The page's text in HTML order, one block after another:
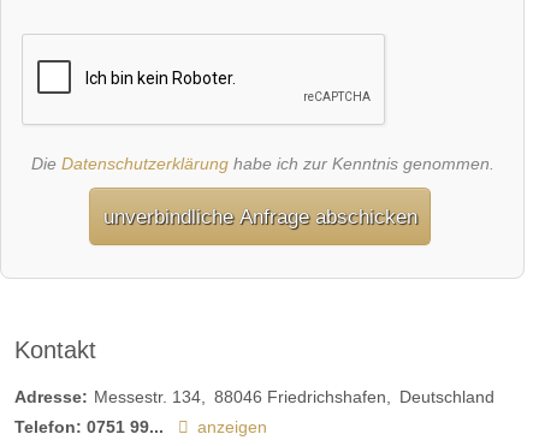
Die Datenschutzerklärunghabe ich zur Kenntnis genommen.
unverbindliche Anfrage abschicken
Kontakt
Adresse: Messestr. 134 88046 Friedrichshafen
Deutschland
Telefon: 0751 99...
anzeigen